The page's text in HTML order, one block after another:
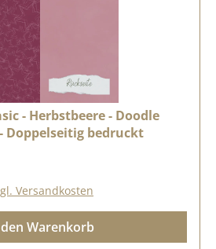
- Herbstbeere - Doodle
Doppelseitig bedruckt
Versandkosten
Warenkorb